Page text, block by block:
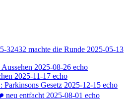
32432 machte die Runde 2025-05-13
2025-08-26 echo
2025-11-17 echo
Gesetz 2025-12-15 echo
neu entfacht 2025-08-01 echo